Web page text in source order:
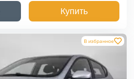
Купить
В избранное